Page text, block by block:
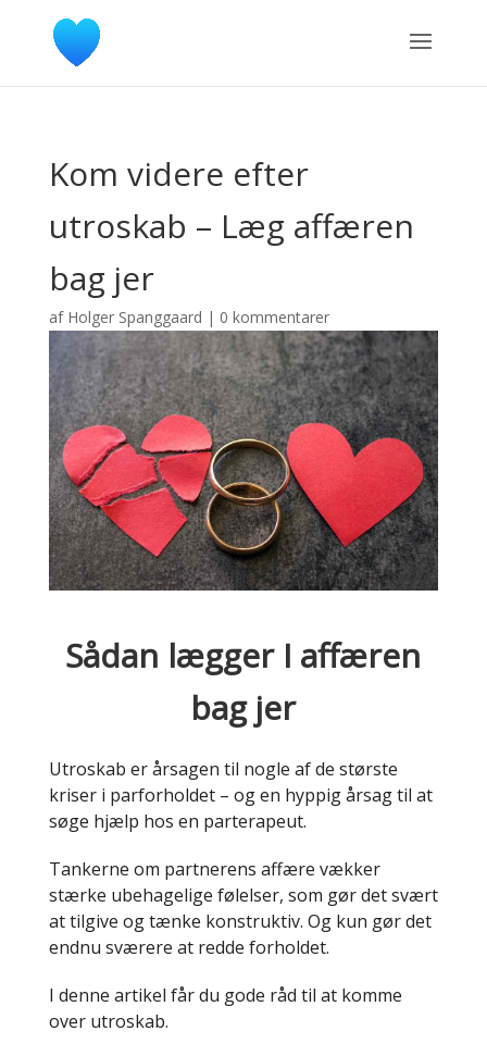
Kom videre efter
utroskab – Læg affæren
bag jer
af Holger Spanggaard | 0 kommentarer
Sådan lægger I affæren
bag jer
Utroskab er årsagen til nogle af de største
kriser i parforholdet – og en hyppig årsag til at
søge hjælp hos en parterapeut.
Tankerne om partnerens affære vækker
stærke ubehagelige følelser, som gør det svært
at tilgive og tænke konstruktiv. Og kun gør det
endnu sværere at redde forholdet.
I denne artikel får du gode råd til at komme
over utroskab.